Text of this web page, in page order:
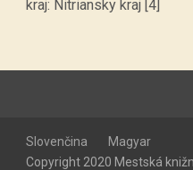
kraj: Nitriansky kraj [4]
Slovenčina
Magyar
Copyright 2020 Mestská